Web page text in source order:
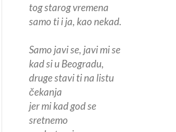
tog starog vremena
samo ti i ja, kao nekad.
Samo javi se, javi mi se
kad si u Beogradu,
druge stavi ti na listu
čekanja
jer mi kad god se
sretnemo